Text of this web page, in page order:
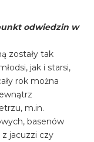
odwiedzin w
zostały tak
jak i starsi,
rok można
m.in.
basenów
jacuzzi czy